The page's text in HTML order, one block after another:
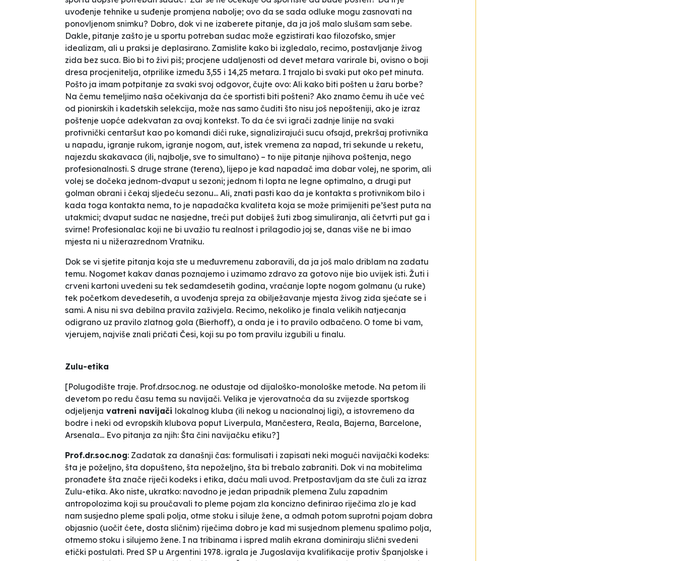
uvođenje tehnike u suđenje promjena nabolje; ovo da se sada odluke mogu zasnovati na
ponovljenom snimku? Dobro, dok vi ne izaberete pitanje, da ja još malo slušam sam sebe.
Dakle, pitanje zašto je u sportu potreban sudac može egzistirati kao filozofsko, smjer
idealizam, ali u praksi je deplasirano. Zamislite kako bi izgledalo, recimo, postavljanje živog
zida bez suca. Bio bi to živi piš; procjene udaljenosti od devet metara varirale bi, ovisno o boji
dresa procjenitelja, otprilike između 3,55 i 14,25 metara. I trajalo bi svaki put oko pet minuta.
Pošto ja imam potpitanje za svaki svoj odgovor, čujte ovo: Ali kako biti pošten u žaru borbe?
Na čemu temeljimo naša očekivanja da će sportisti biti pošteni? Ako znamo čemu ih uče već
od pionirskih i kadetskih selekcija, može nas samo čuditi što nisu još nepošteniji, ako je izraz
poštenje uopće adekvatan za ovaj kontekst. To da će svi igrači zadnje linije na svaki
protivnički centaršut kao po komandi dići ruke, signalizirajući sucu ofsajd, prekršaj protivnika
u napadu, igranje rukom, igranje nogom, aut, istek vremena za napad, tri sekunde u reketu,
najezdu skakavaca (ili, najbolje, sve to simultano) – to nije pitanje njihova poštenja, nego
profesionalnosti. S druge strane (terena), lijepo je kad napadač ima dobar volej, ne sporim, ali
volej se dočeka jednom-dvaput u sezoni; jednom ti lopta ne legne optimalno, a drugi put
golman obrani i čekaj sljedeću sezonu... Ali, znati pasti kao da je kontakta s protivnikom bilo i
kada toga kontakta nema, to je napadačka kvaliteta koja se može primijeniti pe’šest puta na
utakmici; dvaput sudac ne nasjedne, treći put dobiješ žuti zbog simuliranja, ali četvrti put ga i
svirne! Profesionalac koji ne bi uvažio tu realnost i prilagodio joj se, danas više ne bi imao
mjesta ni u nižerazrednom Vratniku.
Dok se vi sjetite pitanja koja ste u međuvremenu zaboravili, da ja još malo driblam na zadatu
temu. Nogomet kakav danas poznajemo i uzimamo zdravo za gotovo nije bio uvijek isti. Žuti i
crveni kartoni uvedeni su tek sedamdesetih godina, vraćanje lopte nogom golmanu (u ruke)
tek početkom devedesetih, a uvođenja spreja za obilježavanje mjesta živog zida sjećate se i
sami. A nisu ni sva debilna pravila zaživjela. Recimo, nekoliko je finala velikih natjecanja
odigrano uz pravilo zlatnog gola (Bierhoff), a onda je i to pravilo odbačeno. O tome bi vam,
vjerujem, najviše znali pričati Česi, koji su po tom pravilu izgubili u finalu.
Zulu-etika
[Polugodište traje. Prof.dr.soc.nog. ne odustaje od dijaloško-monološke metode. Na petom ili
devetom po redu času tema su navijači. Velika je vjerovatnoća da su zvijezde sportskog
odjeljenja vatreni navijači lokalnog kluba (ili nekog u nacionalnoj ligi), a istovremeno da
bodre i neki od evropskih klubova poput Liverpula, Mančestera, Reala, Bajerna, Barcelone,
Arsenala... Evo pitanja za njih: Šta čini navijačku etiku?]
Prof.dr.soc.nog: Zadatak za današnji čas: formulisati i zapisati neki mogući navijački kodeks:
šta je poželjno, šta dopušteno, šta nepoželjno, šta bi trebalo zabraniti. Dok vi na mobitelima
pronađete šta znače riječi kodeks i etika, daću mali uvod. Pretpostavljam da ste čuli za izraz
Zulu-etika. Ako niste, ukratko: navodno je jedan pripadnik plemena Zulu zapadnim
antropolozima koji su proučavali to pleme pojam zla koncizno definirao riječima zlo je kad
nam susjedno pleme spali polja, otme stoku i siluje žene, a odmah potom suprotni pojam dobra
objasnio (uočit ćete, dosta sličnim) riječima dobro je kad mi susjednom plemenu spalimo polja,
otmemo stoku i silujemo žene. I na tribinama i ispred malih ekrana dominiraju slični svedeni
etički postulati. Pred SP u Argentini 1978. igrala je Jugoslavija kvalifikacije protiv Španjolske i